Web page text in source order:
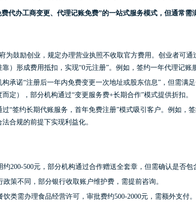
代办工商变更、代理记账免费”的一站式服务模式，但通常
为鼓励创业，规定办理营业执照不收取官方费用。创业者可
）形成费用抵扣，实现“0元注册”。例如，签约一年代理记账
构承诺“注册后一年内免费变更一次地址或股东信息”，但需
定），部分机构通过“变更服务费+长期合作”模式提供折扣。
过“签约长期代账服务，首年免费注册”模式吸引客户。例如
合规的前提下实现利益化。
约200-500元，部分机构通过合作赠送全套章，但需确认是否包
政策不同，部分银行收取账户维护费，需提前咨询。
饮类需办理食品经营许可，审批费约500-2000元，需额外支付。